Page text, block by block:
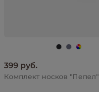
399 руб.
Комплект носков "Пепел"